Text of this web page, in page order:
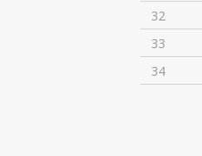
32
33
34